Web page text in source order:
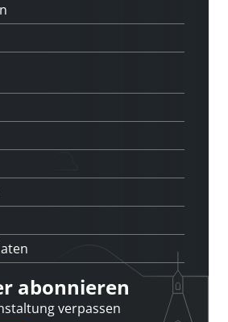
abonnieren
verpassen